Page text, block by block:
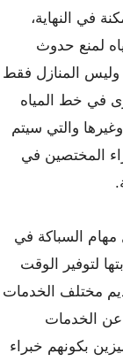
في النهاية،
لمنع حدوث
المنازل فقط
في خط المياه
والتي سيتم
المختصين في
السباكة في
لتوفير الوقت
مختلف الخدمات
عن الخدمات
بكونهم خبراء